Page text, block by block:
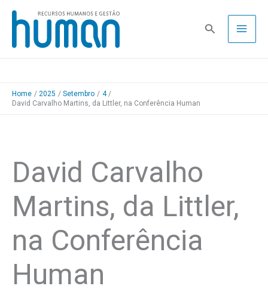
Skip
content
Pesquisa
Home 2025 Setembro
4
David Carvalho Martins, da Littler, na Conferência Human
David Carvalho
Martins, da Littler,
na Conferência
Human